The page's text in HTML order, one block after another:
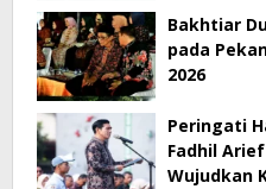
Bakhtiar
pada
2026
Peringati
Fadhil
Wujudkan